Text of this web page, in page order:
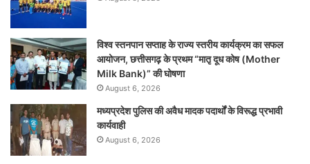
विश्व स्तनपान सप्ताह के राज्य स्तरीय कार्यक्रम का सफल
आयोजन, छत्तीसगढ़ के प्रथम “मातृ दूध कोष (Mother
Milk Bank)” की घोषणा
August 6, 2026
मध्यप्रदेश पुलिस की अवैध मादक पदार्थों के विरूद्ध प्रभावी
कार्यवाही
August 6, 2026